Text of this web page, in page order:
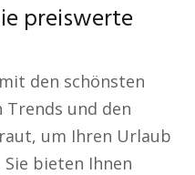
preiswerte
den schönsten
Trends und den
um Ihren Urlaub
bieten Ihnen